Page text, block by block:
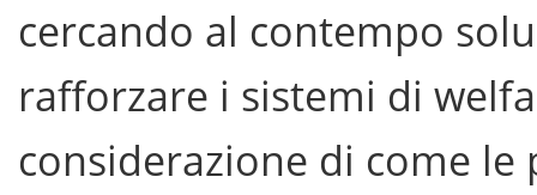
cercando al contempo
rafforzare i sistemi di
considerazione di come